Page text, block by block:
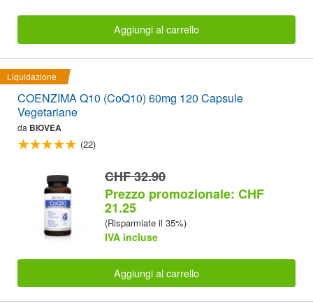
Aggiungi al carrello
Liquidazione
COENZIMA Q10 (CoQ10) 60mg 120 Capsule
Vegetariane
da BIOVEA
(22)
CHF 32.90
Prezzo promozionale: CHF
21.25
(Risparmiate il 35%)
IVA incluse
Aggiungi al carrello